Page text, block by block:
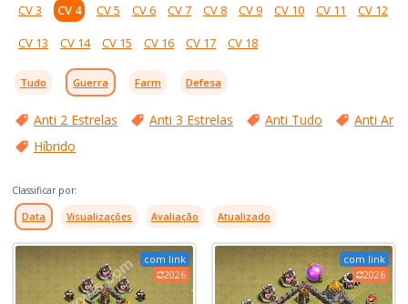
CV 3 CV 4 CV 5 CV 6 CV 7 CV 8 CV 9 CV 10 CV 11
CV 12
CV 13
CV 14 CV 15 CV 16 CV 17 CV 18
Tudo Guerra Farm Defesa
Anti 2 Estrelas Anti 3 Estrelas Anti Tudo
Anti Ar
Híbrido
Classificar por:
Data Visualizações Avaliação Atualizado
com link
2026
com link
2026